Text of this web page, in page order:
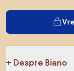
Despre Biano